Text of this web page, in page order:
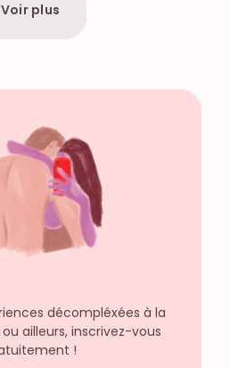
Voir plus
décompléxées à la
ailleurs, inscrivez-vous
!